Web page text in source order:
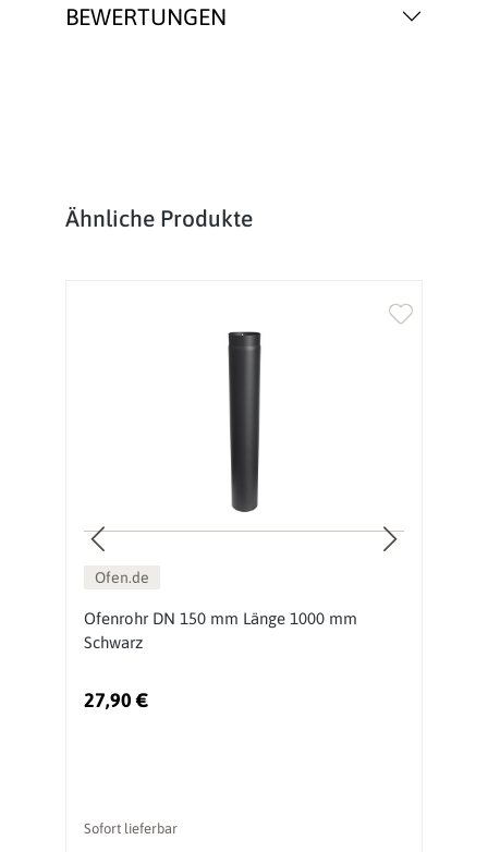
BEWERTUNGEN
Produktgalerie überspringen
Ähnliche Produkte
Ofen.de
Ofenrohr DN 150 mm Länge 1000 mm
Schwarz
27,90 €
Sofort lieferbar